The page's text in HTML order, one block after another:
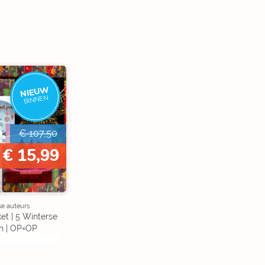
NIEUW
BINNEN
€ 107,50
€ 15,99
auteurs
| 5 Winterse
| OP=OP